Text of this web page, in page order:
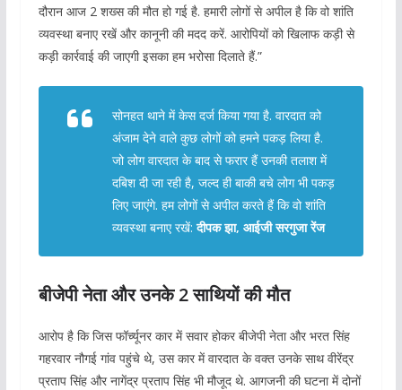
दौरान आज 2 शख्स की मौत हो गई है. हमारी लोगों से अपील है कि वो शांति
व्यवस्था बनाए रखें और कानूनी की मदद करें. आरोपियों को खिलाफ कड़ी से
कड़ी कार्रवाई की जाएगी इसका हम भरोसा दिलाते हैं.”
सोनहत थाने में केस दर्ज किया गया है. वारदात को
अंजाम देने वाले कुछ लोगों को हमने पकड़ लिया है.
जो लोग वारदात के बाद से फरार हैं उनकी तलाश में
दबिश दी जा रही है, जल्द ही बाकी बचे लोग भी पकड़
लिए जाएंगे. हम लोगों से अपील करते हैं कि वो शांति
व्यवस्था बनाए रखें: दीपक झा, आईजी सरगुजा रेंज
बीजेपी नेता और उनके 2 साथियों की मौत
आरोप है कि जिस फॉर्च्यूनर कार में सवार होकर बीजेपी नेता और भरत सिंह
गहरवार नौगई गांव पहुंचे थे, उस कार में वारदात के वक्त उनके साथ वीरेंद्र
प्रताप सिंह और नागेंद्र प्रताप सिंह भी मौजूद थे. आगजनी की घटना में दोनों